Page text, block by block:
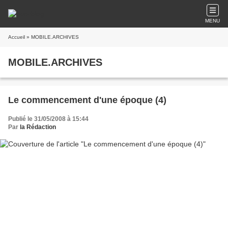
MENU
Accueil » MOBILE.ARCHIVES
MOBILE.ARCHIVES
Le commencement d'une époque (4)
Publié le 31/05/2008 à 15:44
Par la Rédaction